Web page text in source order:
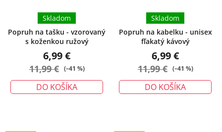
Popruh na tašku - vzorovaný
s koženkou ružový
Skladom
6,99 €
11,99 € (–41 %)
DO KOŠÍKA
Popruh na kabelku - unisex
fľakatý kávový
Skladom
6,99 €
11,99 € (–41 %)
DO KOŠÍKA